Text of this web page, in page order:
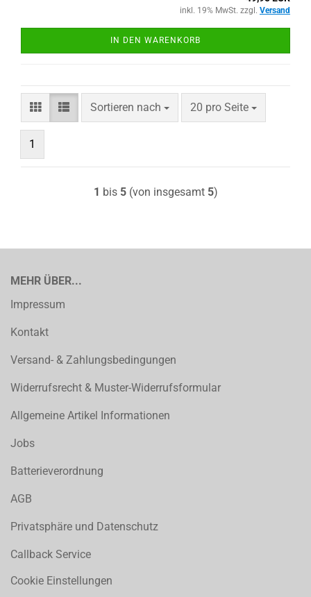
inkl. 19% MwSt. zzgl. Versand
IN DEN WARENKORB
Sortieren nach
Sortieren nach 20 pro Seite
pro Seite
1
1 bis 5(von insgesamt 5)
MEHR ÜBER...
Impressum
Kontakt
Versand- & Zahlungsbedingungen
Widerrufsrecht & Muster-Widerrufsformular
Allgemeine Artikel Informationen
Jobs
Batterieverordnung
AGB
Privatsphäre und Datenschutz
Callback Service
Cookie Einstellungen